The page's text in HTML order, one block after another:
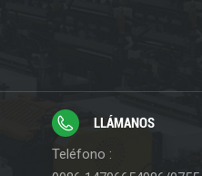
LLÁMANOS
Teléfono :